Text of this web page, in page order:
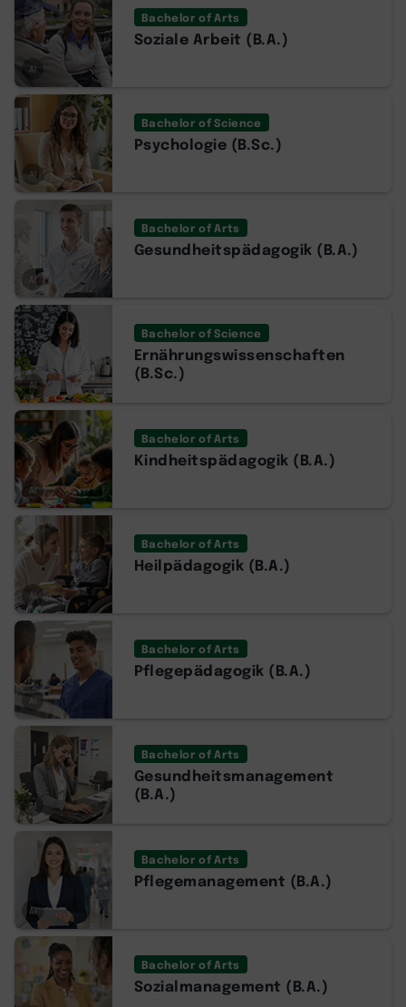
AI
Bachelor of Arts
Soziale Arbeit (B.A.)
AI
Bachelor of Science
Psychologie (B.Sc.)
AI
Bachelor of Arts
Gesundheitspädagogik (B.A.)
AI
Bachelor of Science
Ernährungswissenschaften
(B.Sc.)
AI
Bachelor of Arts
Kindheitspädagogik (B.A.)
AI
Bachelor of Arts
Heilpädagogik (B.A.)
AI
Bachelor of Arts
Pflegepädagogik (B.A.)
AI
Bachelor of Arts
Gesundheitsmanagement
(B.A.)
AI
Bachelor of Arts
Pflegemanagement (B.A.)
Bachelor of Arts
Sozialmanagement (B.A.)